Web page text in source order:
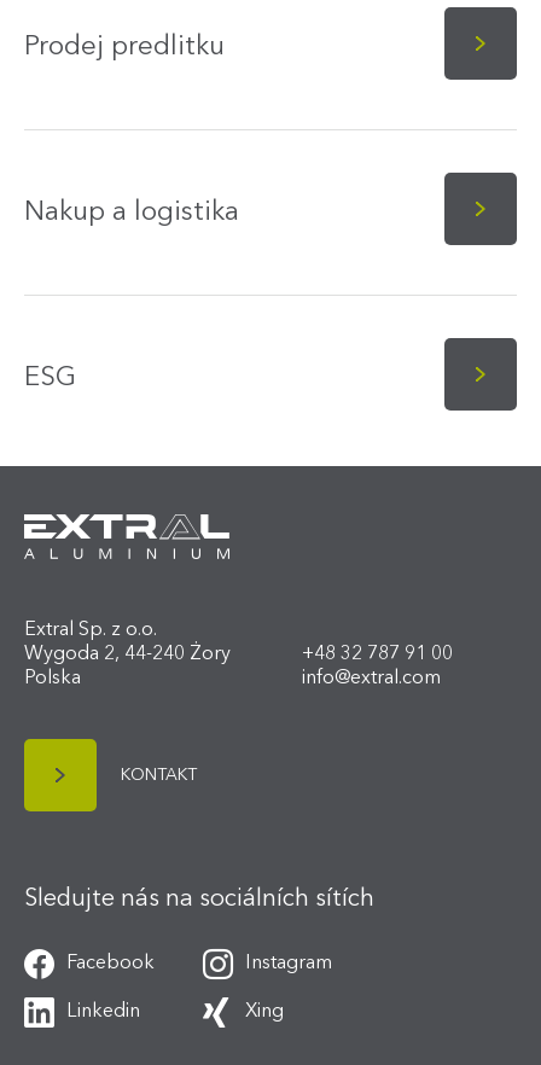
Prodej predlitku
Nakup a logistika
ESG
Extral Sp. z o.o.
Wygoda 2, 44-240 Żory
Polska
+48 32 787 91 00
info@extral.com
KONTAKT
Sledujte nás na sociálních sítích
Facebook Instagram
Linkedin Xing